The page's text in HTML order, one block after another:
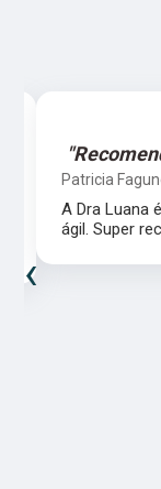
Patricia
A Dra Luana
ágil. Super
‹